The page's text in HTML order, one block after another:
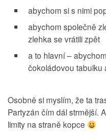
abychom si s nimi
abychom společně
zlehka se vrátili zpět
a to hlavní –
čokoládovou tabulku
Osobně si myslím, že ta
Partyzán čím dál strmější.
limity na straně kopce